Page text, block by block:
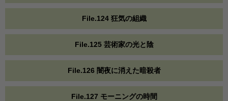
File.124 狂気の組織
File.125 芸術家の光と陰
File.126 闇夜に消えた暗殺者
File.127 モーニングの時間